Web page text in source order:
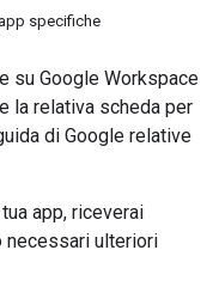
specifiche
su Google Workspace
la relativa scheda per
di Google relative
app, riceverai
necessari ulteriori